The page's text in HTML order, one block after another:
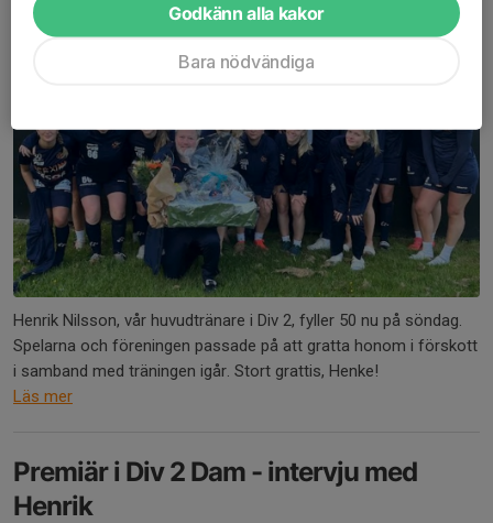
Henrik Nilsson, vår huvudtränare i Div 2, fyller 50 nu på söndag.
Spelarna och föreningen passade på att gratta honom i förskott
i samband med träningen igår. Stort grattis, Henke!
Läs mer
Premiär i Div 2 Dam - intervju med
Henrik
Godkänn alla kakor
Bara nödvändiga